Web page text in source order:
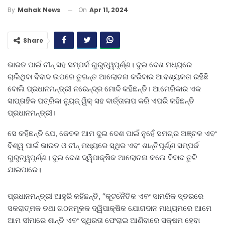
By Mahak News On Apr 11, 2024
Share
ଭାରତ ପାଇଁ ଚୀନ୍ ସହ ସମ୍ପର୍କ ଗୁରୁତ୍ୱପୂର୍ଣ୍ଣ। ଦୁଇ ଦେଶ ମଧ୍ୟରେ
ଚାଲିଥିବା ବିବାଦ ଉପରେ ତୁରନ୍ତ ଆଲୋଚନା କରିବାର ଆବଶ୍ୟକତା ରହିଛି
ବୋଲି ପ୍ରଧାନମନ୍ତ୍ରୀ ନରେନ୍ଦ୍ର ମୋଦି କହିଛନ୍ତି। ଆମେରିକାର ଏକ
ସାପ୍ତାହିକ ପତ୍ରିକା ନ୍ୟୁଜ୍ ୱିକ୍ ସହ ବାର୍ତ୍ତାଳାପ କରି ଏପରି କହିଛନ୍ତି
ପ୍ରଧାନମନ୍ତ୍ରୀ।
ସେ କହିଛନ୍ତି ଯେ, କେବଳ ଆମ ଦୁଇ ଦେଶ ପାଇଁ ନୁହେଁ ସମଗ୍ର ଅଞ୍ଚଳ ଏବଂ
ବିଶ୍ୱ ପାଇଁ ଭାରତ ଓ ଚୀନ୍ ମଧ୍ୟରେ ସ୍ଥିର ଏବଂ ଶାନ୍ତିପୂର୍ଣ୍ଣ ସମ୍ପର୍କ
ଗୁରୁତ୍ୱପୂର୍ଣ୍ଣ। ଦୁଇ ଦେଶ ଦ୍ୱିପାକ୍ଷିକ ଆଲୋଚନା କଲେ ବିବାଦ ତୁଟି
ଯାଇପାରେ।
ପ୍ରଧାନମନ୍ତ୍ରୀ ଆହୁରି କହିଛନ୍ତି, “କୂଟନୈତିକ ଏବଂ ସାମରିକ ସ୍ତରରେ
ସକରାତ୍ମକ ତଥା ଗଠନମୂଳକ ଦ୍ୱିପାକ୍ଷିକ ଯୋଗଦାନ ମାଧ୍ୟମରେ ଆମେ
ଆମ ସୀମାରେ ଶାନ୍ତି ଏବଂ ସ୍ଥିରତା ଫେରାଇ ଆଣିବାରେ ସକ୍ଷମ ହେବା